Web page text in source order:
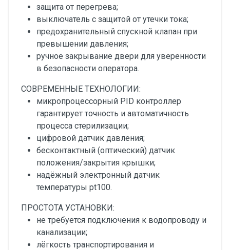
защита от перегрева;
выключатель с защитой от утечки тока;
предохранительный спускной клапан при
превышении давления;
ручное закрывание двери для уверенности
в безопасности оператора.
СОВРЕМЕННЫЕ ТЕХНОЛОГИИ:
микропроцессорный PID контроллер
гарантирует точность и автоматичность
процесса стерилизации;
цифровой датчик давления;
бесконтактный (оптический) датчик
положения/закрытия крышки;
надёжный электронный датчик
температуры pt100.
ПРОСТОТА УСТАНОВКИ:
не требуется подключения к водопроводу и
канализации;
лёгкость транспортирования и